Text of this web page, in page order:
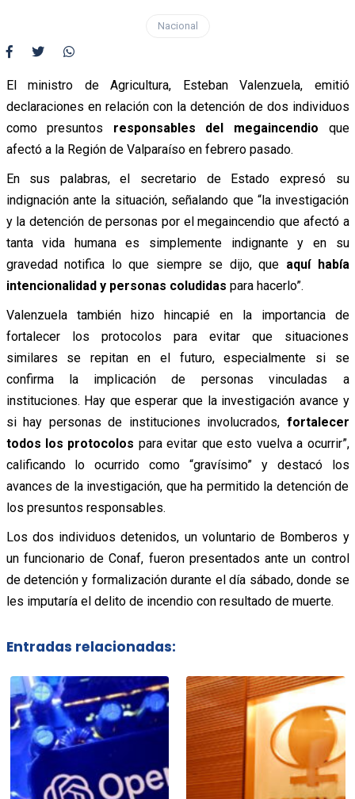
Nacional
El ministro de Agricultura, Esteban Valenzuela, emitió
declaraciones en relación con la detención de dos individuos
como presuntos responsables del megaincendio que
afectó a la Región de Valparaíso en febrero pasado.
En sus palabras, el secretario de Estado expresó su
indignación ante la situación, señalando que “la investigación
y la detención de personas por el megaincendio que afectó a
tanta vida humana es simplemente indignante y en su
gravedad notifica lo que siempre se dijo, que aquí había
intencionalidad y personas coludidas para hacerlo”.
Valenzuela también hizo hincapié en la importancia de
fortalecer los protocolos para evitar que situaciones
similares se repitan en el futuro, especialmente si se
confirma la implicación de personas vinculadas a
instituciones. Hay que esperar que la investigación avance y
si hay personas de instituciones involucrados, fortalecer
todos los protocolos para evitar que esto vuelva a ocurrir”,
calificando lo ocurrido como “gravísimo” y destacó los
avances de la investigación, que ha permitido la detención de
los presuntos responsables.
Los dos individuos detenidos, un voluntario de Bomberos y
un funcionario de Conaf, fueron presentados ante un control
de detención y formalización durante el día sábado, donde se
les imputaría el delito de incendio con resultado de muerte.
Entradas relacionadas: